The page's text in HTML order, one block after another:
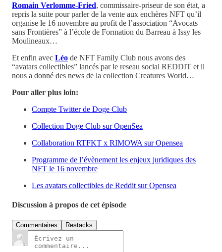
Romain Verlomme-Fried, commissaire-priseur de son état, a
repris la suite pour parler de la vente aux enchères NFT qu’il
organise le 16 novembre au profit de l’association “Avocats
sans Frontières” à l’école de Formation du Barreau à Issy les
Moulineaux…
Et enfin avec Léo de NFT Family Club nous avons des
“avatars collectibles” lancés par le reseau social REDDIT et il
nous a donné des news de la collection Creatures World…
Pour aller plus loin:
Compte Twitter de Doge Club
Collection Doge Club sur OpenSea
Collaboration RTFKT x RIMOWA sur Opensea
Programme de l’évènement les enjeux juridiques des
NFT le 16 novembre
Les avatars collectibles de Reddit sur Opensea
Discussion à propos de cet épisode
Commentaires Restacks